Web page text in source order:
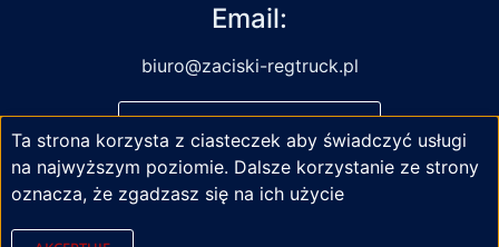
Email:
biuro@zaciski-regtruck.pl
NAPISZ DO NAS
Ta strona korzysta z ciasteczek aby świadczyć usługi
na najwyższym poziomie. Dalsze korzystanie ze strony
oznacza, że zgadzasz się na ich użycie